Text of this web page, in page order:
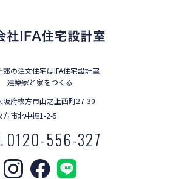
郊の注文住宅はIFA住宅設計室
建築家と家をつくる
府枚方市山之上西町27-30
市北中振1-2-5
0120-556-327